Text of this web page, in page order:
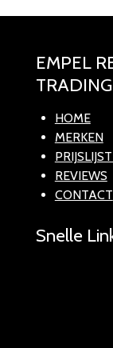
EMPEL
TRADING
HOME
MERKEN
REVIEWS
CONTACT
Snelle